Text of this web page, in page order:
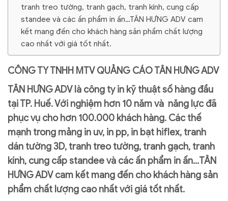
tranh treo tường, tranh gạch, tranh kính, cung cấp
standee và các ấn phẩm in ấn…TÂN HƯNG ADV cam
kết mang đến cho khách hàng sản phẩm chất lượng
cao nhất với giá tốt nhất.
CÔNG TY TNHH MTV QUẢNG CÁO TÂN HƯNG ADV
TÂN HƯNG ADVlà công ty in kỹ thuật số hàng đầu
tại TP. Huế. Với nghiệm hơn 10 năm và năng lực đã
phục vụ cho hơn 100.000 khách hàng. Các thế
mạnh trong mảng in uv, in pp, in bạt hiflex, tranh
dán tường 3D, tranh treo tường, tranh gạch, tranh
kính, cung cấp standee và các ấn phẩm in ấn…TÂN
HƯNG ADVcam kết mang đến cho khách hàng sản
phẩm chất lượng cao nhất với giá tốt nhất.